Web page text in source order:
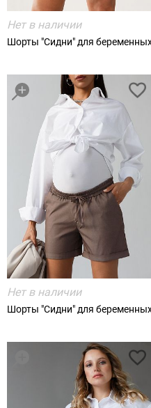
Нет в наличии
Шорты "Сидни" для
Нет в наличии
Шорты "Сидни" для